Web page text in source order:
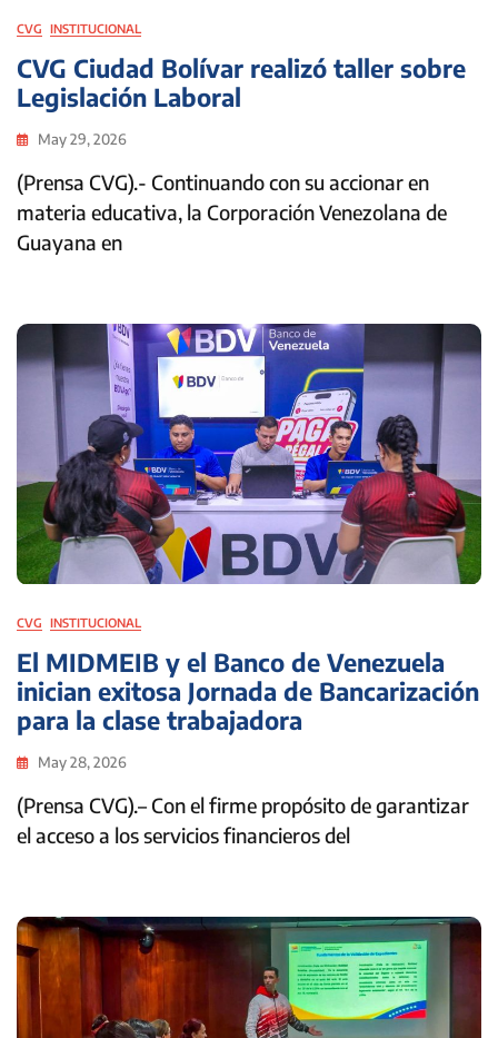
CVG INSTITUCIONAL
CVG Ciudad Bolívar realizó taller sobre
Legislación Laboral
May 29, 2026
(Prensa CVG).- Continuando con su accionar en
materia educativa, la Corporación Venezolana de
Guayana en
CVG INSTITUCIONAL
El MIDMEIB y el Banco de Venezuela
inician exitosa Jornada de Bancarización
para la clase trabajadora
May 28, 2026
(Prensa CVG).– Con el firme propósito de garantizar
el acceso a los servicios financieros del